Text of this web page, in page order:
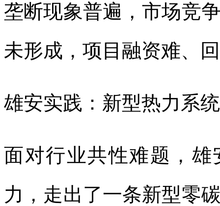
垄断现象普遍，市场竞
未形成，项目融资难、
雄安实践：新型热力系
面对行业共性难题，雄
力，走出了一条新型零